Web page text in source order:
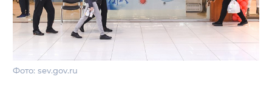
Фото: sev.gov.ru